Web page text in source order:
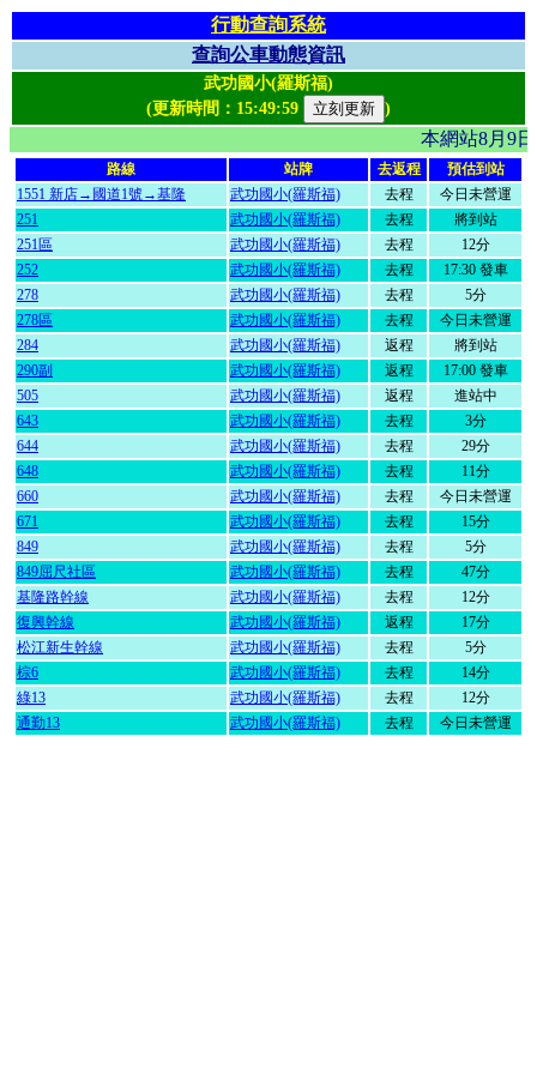
行動查詢系統
查詢公車動態資訊
武功國小(羅斯福)
(更新時間： 15:49:59 )
本網站8月9
路線 站牌 去返程
預估到站
1551 新店→國道1號→基隆
武功國小(羅斯福) 去程
今日未營運
251
武功國小(羅斯福) 去程
將到站
251區
武功國小(羅斯福) 去程
12分
252
武功國小(羅斯福) 去程
17:30 發車
278
武功國小(羅斯福) 去程
5分
278區
武功國小(羅斯福) 去程
今日未營運
284
武功國小(羅斯福) 返程
將到站
290副
武功國小(羅斯福) 返程
17:00 發車
505
武功國小(羅斯福) 返程
進站中
643
武功國小(羅斯福) 去程
3分
644
武功國小(羅斯福) 去程
29分
648
武功國小(羅斯福) 去程
11分
660
武功國小(羅斯福) 去程
今日未營運
671
武功國小(羅斯福) 去程
15分
849
武功國小(羅斯福) 去程
5分
849屈尺社區
武功國小(羅斯福) 去程
47分
基隆路幹線
武功國小(羅斯福) 去程
12分
復興幹線
武功國小(羅斯福) 返程
17分
松江新生幹線
武功國小(羅斯福) 去程
5分
棕6
武功國小(羅斯福) 去程
14分
綠13
武功國小(羅斯福) 去程
12分
通勤13
武功國小(羅斯福) 去程 今日未營運